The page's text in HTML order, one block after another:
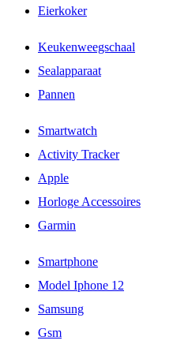
Eierkoker
Keukenweegschaal
Sealapparaat
Pannen
Smartwatch
Activity Tracker
Apple
Horloge Accessoires
Garmin
Smartphone
Model Iphone 12
Samsung
Gsm